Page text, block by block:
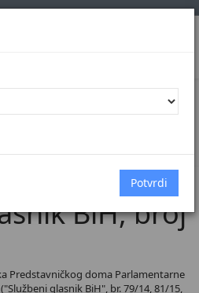
Broj 5/25
BiH, broj
Predstavničkog doma Parlamentarne
glasnik BiH", br. 79/14, 81/15,